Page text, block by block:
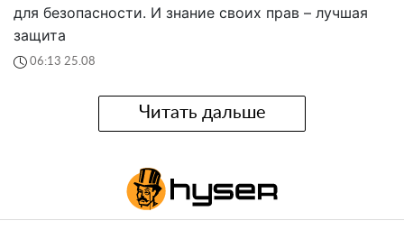
для безопасности. И знание своих прав – лучшая
защита
06:13 25.08
Читать дальше